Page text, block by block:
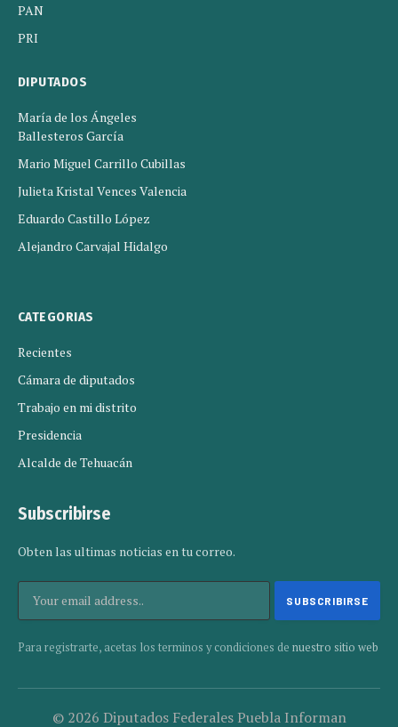
PAN
PRI
DIPUTADOS
María de los Ángeles
Ballesteros García
Mario Miguel Carrillo Cubillas
Julieta Kristal Vences Valencia
Eduardo Castillo López
Alejandro Carvajal Hidalgo
CATEGORIAS
Recientes
Cámara de diputados
Trabajo en mi distrito
Presidencia
Alcalde de Tehuacán
Subscribirse
Obten las ultimas noticias en tu correo.
Para registrarte, acetas los terminos y condiciones de nuestro sitio web
© 2026 Diputados Federales Puebla Informan